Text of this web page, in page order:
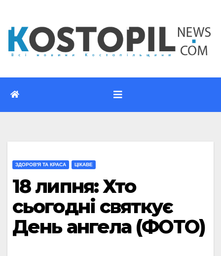
вмісту
ЗДОРОВ'Я ТА КРАСА ЦІКАВЕ
18 липня: Хто
сьогодні святкує
День ангела (ФОТО)